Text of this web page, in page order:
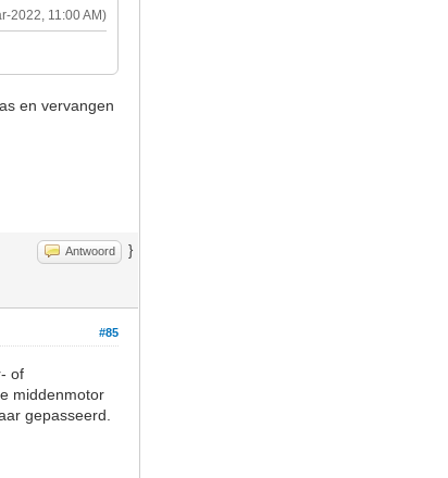
2022, 11:00 AM)
en vervangen
Antwoord }
#85
of
middenmotor
gepasseerd.